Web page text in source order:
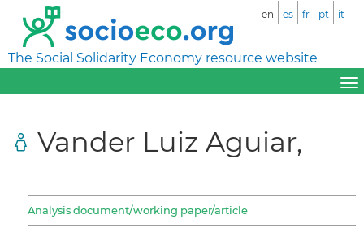
The Social Solidarity Economy resource website
en es fr pt it
Vander Luiz Aguiar,
Analysis document/working paper/article